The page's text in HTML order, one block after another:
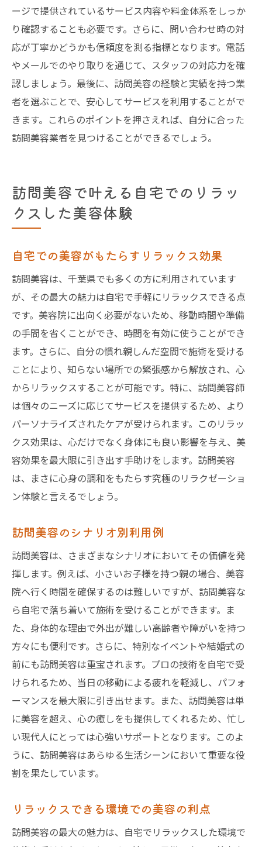
ージで提供されているサービス内容や料金体系をしっか
り確認することも必要です。さらに、問い合わせ時の対
応が丁寧かどうかも信頼度を測る指標となります。電話
やメールでのやり取りを通じて、スタッフの対応力を確
認しましょう。最後に、訪問美容の経験と実績を持つ業
者を選ぶことで、安心してサービスを利用することがで
きます。これらのポイントを押さえれば、自分に合った
訪問美容業者を見つけることができるでしょう。
訪問美容で叶える自宅でのリラッ
クスした美容体験
自宅での美容がもたらすリラックス効果
訪問美容は、千葉県でも多くの方に利用されています
が、その最大の魅力は自宅で手軽にリラックスできる点
です。美容院に出向く必要がないため、移動時間や準備
の手間を省くことができ、時間を有効に使うことができ
ます。さらに、自分の慣れ親しんだ空間で施術を受ける
ことにより、知らない場所での緊張感から解放され、心
からリラックスすることが可能です。特に、訪問美容師
は個々のニーズに応じてサービスを提供するため、より
パーソナライズされたケアが受けられます。このリラッ
クス効果は、心だけでなく身体にも良い影響を与え、美
容効果を最大限に引き出す手助けをします。訪問美容
は、まさに心身の調和をもたらす究極のリラクゼーショ
ン体験と言えるでしょう。
訪問美容のシナリオ別利用例
訪問美容は、さまざまなシナリオにおいてその価値を発
揮します。例えば、小さいお子様を持つ親の場合、美容
院へ行く時間を確保するのは難しいですが、訪問美容な
ら自宅で落ち着いて施術を受けることができます。ま
た、身体的な理由で外出が難しい高齢者や障がいを持つ
方々にも便利です。さらに、特別なイベントや結婚式の
前にも訪問美容は重宝されます。プロの技術を自宅で受
けられるため、当日の移動による疲れを軽減し、パフォ
ーマンスを最大限に引き出せます。また、訪問美容は単
に美容を超え、心の癒しをも提供してくれるため、忙し
い現代人にとっては心強いサポートとなります。このよ
うに、訪問美容はあらゆる生活シーンにおいて重要な役
割を果たしています。
リラックスできる環境での美容の利点
訪問美容の最大の魅力は、自宅でリラックスした環境で